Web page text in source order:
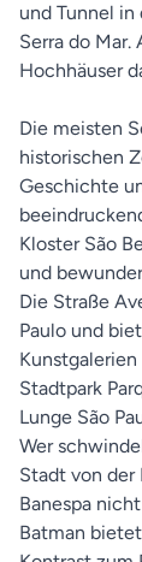
und Tunnel
Serra do
Hochhäuser
Die meisten
historischen
Geschichte
Kloster São
und
Die Straße
Paulo und
Stadtpark
Lunge São
Wer
Stadt von der
Banespa
Batman